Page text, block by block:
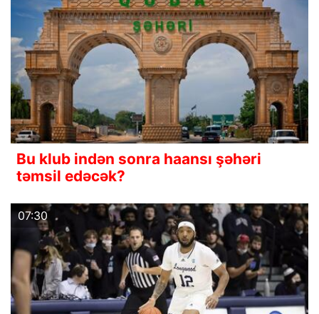
Bu klub indən sonra haansı şəhəri
təmsil edəcək?
07:30